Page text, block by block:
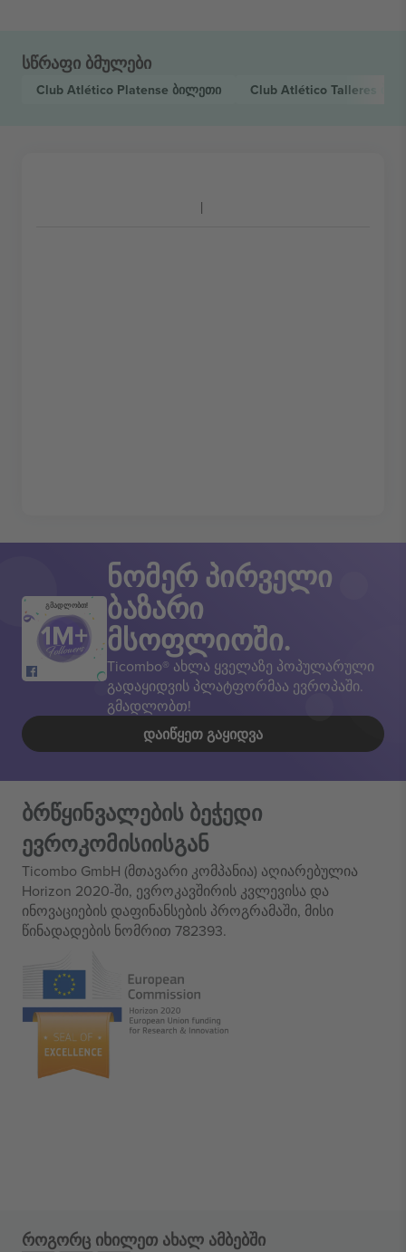
სწრაფი ბმულები
Club Atlético Platense ბილეთი Club Atlético Talleres
გმადლობთ!
ნომერ პირველი
ბაზარი
მსოფლიოში.
Ticombo® ახლა ყველაზე პოპულარული
გადაყიდვის პლატფორმაა ევროპაში.
გმადლობთ!
ᲓᲐᲘᲬᲧᲔᲗ ᲒᲐᲧᲘᲓᲕᲐ
ბრწყინვალების ბეჭედი
ევროკომისიისგან
Ticombo GmbH (მთავარი კომპანია) აღიარებულია
Horizon 2020-ში, ევროკავშირის კვლევისა და
ინოვაციების დაფინანსების პროგრამაში, მისი
წინადადების ნომრით 782393.
როგორც იხილეთ ახალ ამბებში